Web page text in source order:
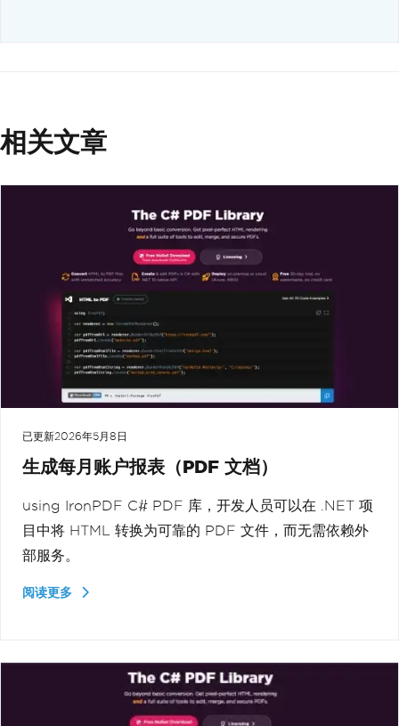
相关文章
已更新2026年5月8日
生成每月账户报表（PDF 文档）
using IronPDF C# PDF 库，开发人员可以在 .NET 项
目中将 HTML 转换为可靠的 PDF 文件，而无需依赖外
部服务。
阅读更多